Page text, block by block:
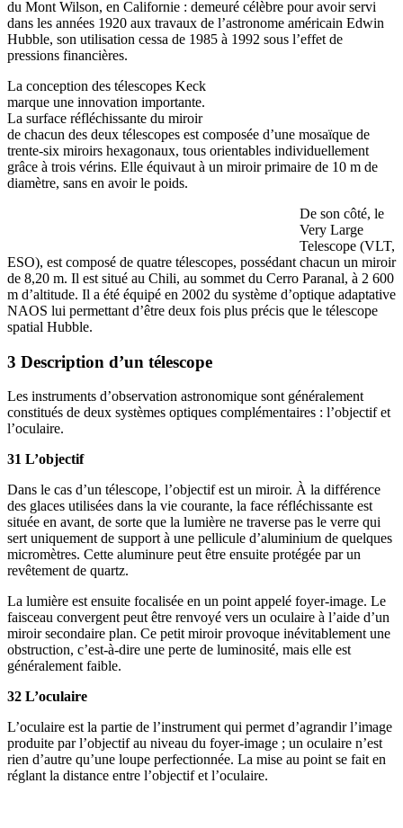
du Mont Wilson, en Californie : demeuré célèbre pour avoir servi
dans les années 1920 aux travaux de l’astronome américain Edwin
Hubble, son utilisation cessa de 1985 à 1992 sous l’effet de
pressions financières.
La conception des télescopes Keck
marque une innovation importante.
La surface réfléchissante du miroir
de chacun des deux télescopes est composée d’une mosaïque de
trente-six miroirs hexagonaux, tous orientables individuellement
grâce à trois vérins. Elle équivaut à un miroir primaire de 10 m de
diamètre, sans en avoir le poids.
De son côté, le
Very Large
Telescope (VLT,
ESO), est composé de quatre télescopes, possédant chacun un miroir
de 8,20 m. Il est situé au Chili, au sommet du Cerro Paranal, à 2 600
m d’altitude. Il a été équipé en 2002 du système d’optique adaptative
NAOS lui permettant d’être deux fois plus précis que le télescope
spatial Hubble.
3 Description d’un télescope
Les instruments d’observation astronomique sont généralement
constitués de deux systèmes optiques complémentaires : l’objectif et
l’oculaire.
31 L’objectif
Dans le cas d’un télescope, l’objectif est un miroir. À la différence
des glaces utilisées dans la vie courante, la face réfléchissante est
située en avant, de sorte que la lumière ne traverse pas le verre qui
sert uniquement de support à une pellicule d’aluminium de quelques
micromètres. Cette aluminure peut être ensuite protégée par un
revêtement de quartz.
La lumière est ensuite focalisée en un point appelé foyer-image. Le
faisceau convergent peut être renvoyé vers un oculaire à l’aide d’un
miroir secondaire plan. Ce petit miroir provoque inévitablement une
obstruction, c’est-à-dire une perte de luminosité, mais elle est
généralement faible.
32 L’oculaire
L’oculaire est la partie de l’instrument qui permet d’agrandir l’image
produite par l’objectif au niveau du foyer-image ; un oculaire n’est
rien d’autre qu’une loupe perfectionnée. La mise au point se fait en
réglant la distance entre l’objectif et l’oculaire.